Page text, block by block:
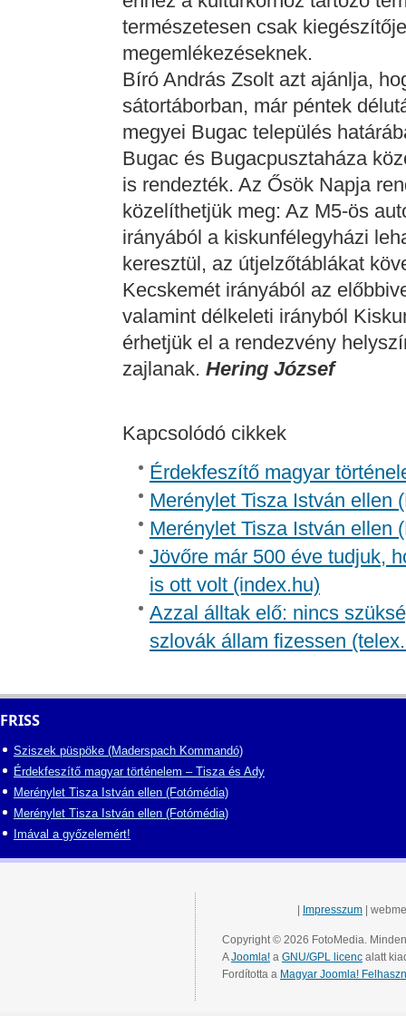
természetesen csak
megemlékezéseknek.
Bíró András Zsolt azt ajánlja,
sátortáborban, már péntek
megyei Bugac település
Bugac és Bugacpusztaháza
is rendezték. Az Ősök Napja
közelíthetjük meg: Az M5-ös
irányából a kiskunfélegyházi
keresztül, az útjelzőtáblákat
Kecskemét irányából az
valamint délkeleti irányból
érhetjük el a rendezvény
zajlanak. Hering József
Kapcsolódó cikkek
Érdekfeszítő magyar
Merénylet Tisza István ellen
Merénylet Tisza István ellen
Jövőre már 500 éve tudjuk,
is ott volt (index.hu)
Azzal álltak elő: nincs
szlovák állam fizessen
FRISS
Sziszek püspöke (Maderspach Kommandó)
Érdekfeszítő magyar történelem – Tisza és Ady
Merénylet Tisza István ellen (Fotómédia)
Merénylet Tisza István ellen (Fotómédia)
Imával a győzelemért!
Impresszum |
Copyright © 2026 FotoMedia.
AJoomla! a GNU/GPL licenc alatt
Fordította a Magyar Joomla!